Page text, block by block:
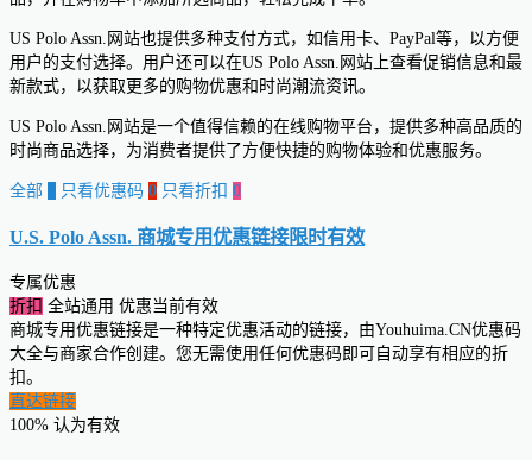
US Polo Assn.网站也提供多种支付方式，如信用卡、PayPal等，以方便
用户的支付选择。用户还可以在US Polo Assn.网站上查看促销信息和最
新款式，以获取更多的购物优惠和时尚潮流资讯。
US Polo Assn.网站是一个值得信赖的在线购物平台，提供多种高品质的
时尚商品选择，为消费者提供了方便快捷的购物体验和优惠服务。
全部 只看优惠码 0 只看折扣 0
U.S. Polo Assn. 商城专用优惠链接限时有效
专属优惠
折扣
全站通用 优惠当前有效
商城专用优惠链接是一种特定优惠活动的链接，由Youhuima.CN优惠码
大全与商家合作创建。您无需使用任何优惠码即可自动享有相应的折
扣。
直达链接
100% 认为有效